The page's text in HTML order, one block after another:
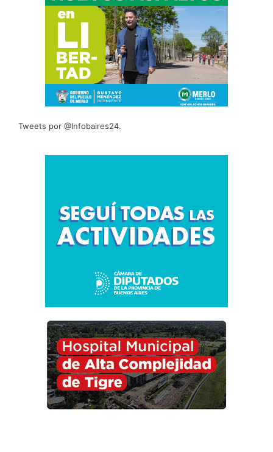
Tweets por @Infobaires24.